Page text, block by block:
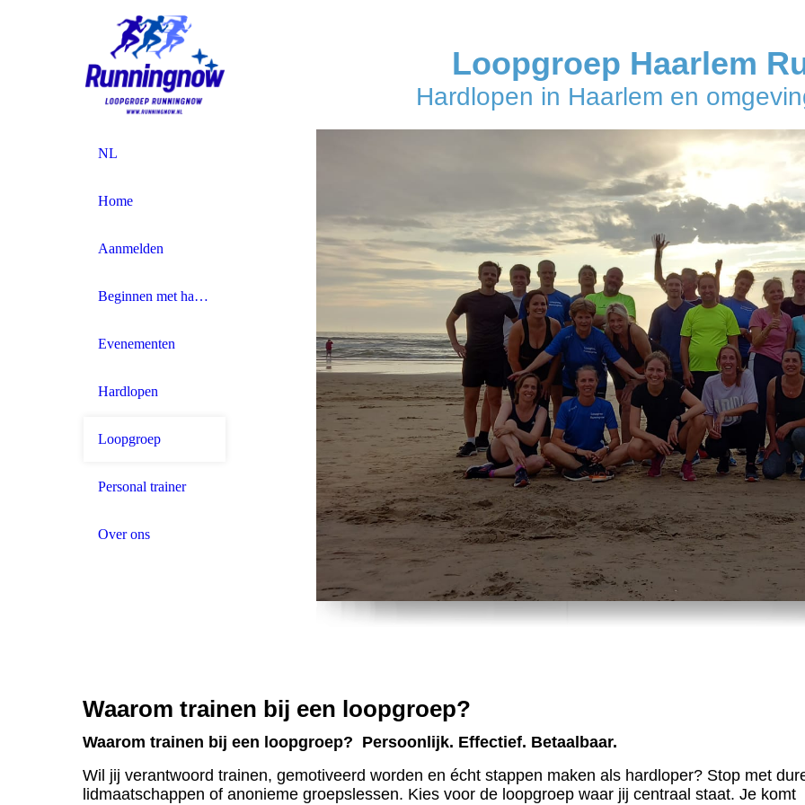
Loopgroep Haarlem
Hardlopen in Haarlem en
NL
Home
Aanmelden
Beginnen met hardlopen
Evenementen
Hardlopen
Loopgroep
Personal trainer
Over ons
Waarom trainen bij een loopgroep?
Waarom trainen bij een loopgroep? Persoonlijk. Effectief. Betaalbaar.
Wil jij verantwoord trainen, gemotiveerd worden en écht stappen maken als hardloper? Stop met
lidmaatschappen of anonieme groepslessen. Kies voor de loopgroep waar jij centraal staat. Je komt